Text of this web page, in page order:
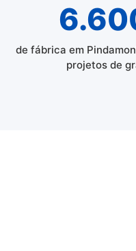
de fábrica em
projetos de